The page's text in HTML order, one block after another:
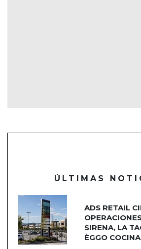
ÚLTIMAS
ADS RETAIL
SIRENA, LA
ÈGGO